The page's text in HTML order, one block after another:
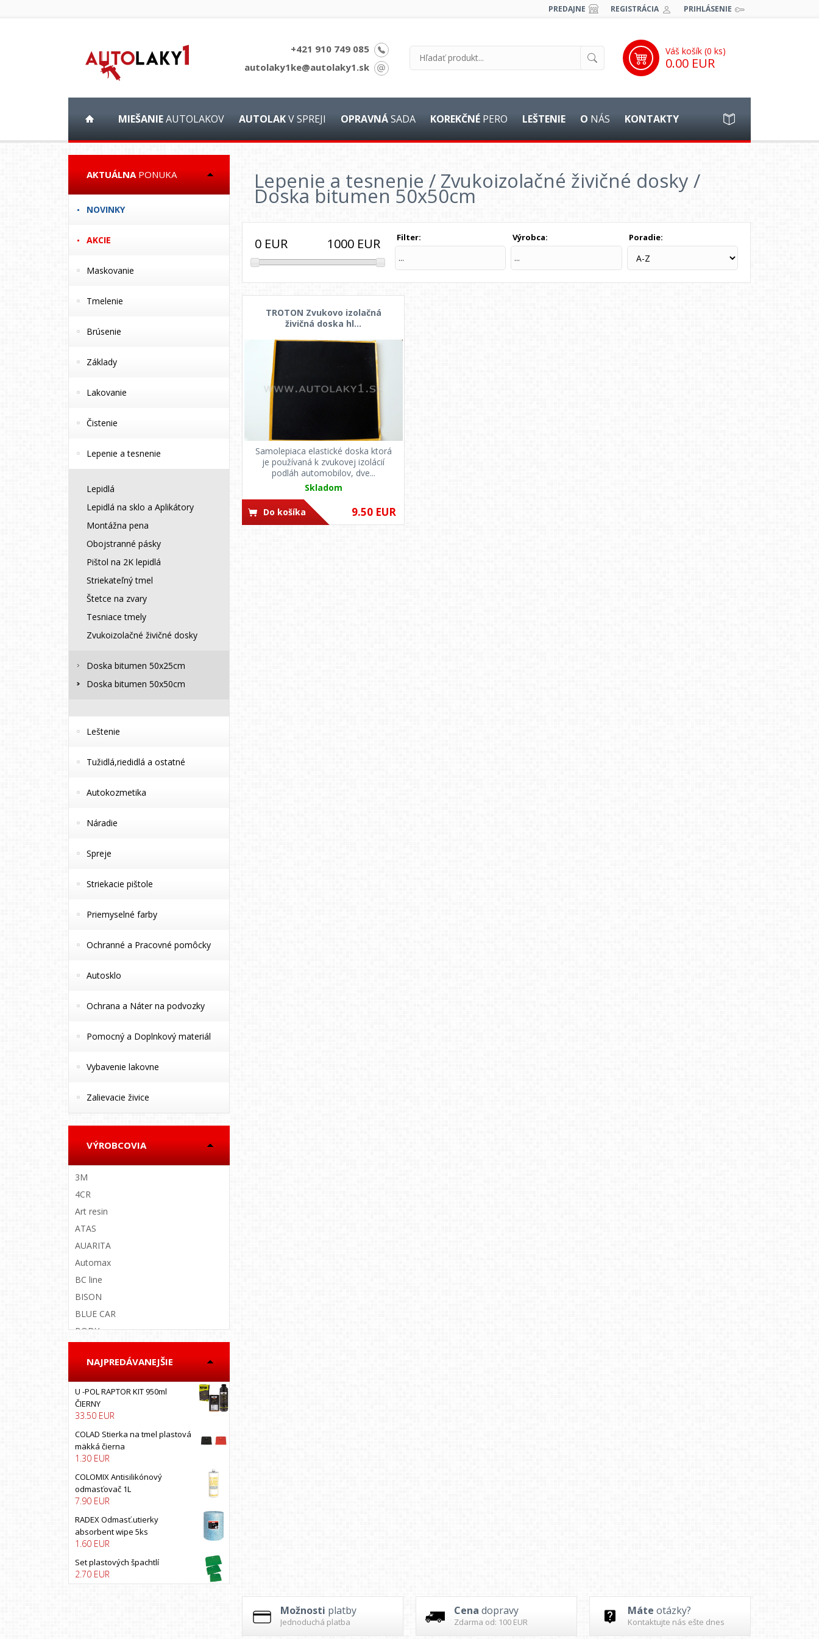
PREDAJNE REGISTRÁCIA PRIHLÁSENIE
+421 910 749 085
autolaky1ke@autolaky1.sk
Váš košík (0 ks)
0.00 EUR
MIEŠANIEAUTOLAKOV AUTOLAKV SPREJI OPRAVNÁSADA KOREKČNÉ PERO LEŠTENIE O NÁS KONTAKTY
AKTUÁLNAPONUKA
NOVINKY
AKCIE
Maskovanie
Tmelenie
Brúsenie
Základy
Lakovanie
Čistenie
Lepenie a tesnenie
Lepidlá
Lepidlá na sklo a Aplikátory
Montážna pena
Obojstranné pásky
Pištol na 2K lepidlá
Striekateľný tmel
Štetce na zvary
Tesniace tmely
Zvukoizolačné živičné dosky
Doska bitumen 50x25cm
Doska bitumen 50x50cm
Leštenie
Tužidlá,riedidlá a ostatné
Autokozmetika
Náradie
Spreje
Striekacie pištole
Priemyselné farby
Ochranné a Pracovné pomôcky
Autosklo
Ochrana a Náter na podvozky
Pomocný a Doplnkový materiál
Vybavenie lakovne
Zalievacie živice
VÝROBCOVIA
3M
4CR
Art resin
ATAS
AUARITA
Automax
BC line
BISON
BLUE CAR
BODY
BOSS AUTO
BRUNOX
California scents
CARFIT
COLAD
COLOMIX
COLORMATIC
Colormax
COYOTE
CXS
DECO COLOR
DINITROL
NAJPREDÁVANEJŠIE
U -POL RAPTOR KIT 950ml
ČIERNY
33.50 EUR
COLAD Stierka na tmel plastová
mäkká čierna
1.30 EUR
COLOMIX Antisilikónový
odmasťovač 1L
7.90 EUR
RADEX Odmasť.utierky
absorbent wipe 5ks
1.60 EUR
Set plastových špachtlí
2.70 EUR
Lepenie a tesnenie / Zvukoizolačné živičné dosky /
Doska bitumen 50x50cm
0 EUR 1000 EUR Poradie:
Výrobca:
...
Filter:
...
TROTON Zvukovo izolačná
živičná doska hl...
Samolepiaca elastické doska ktorá
je používaná k zvukovej izolácií
podláh automobilov, dve...
Skladom
9.50 EUR
Do košíka
Možnosti platby
Jednoduchá platba
Cena dopravy
Zdarma od: 100 EUR
Máte otázky?
Kontaktujte nás ešte dnes